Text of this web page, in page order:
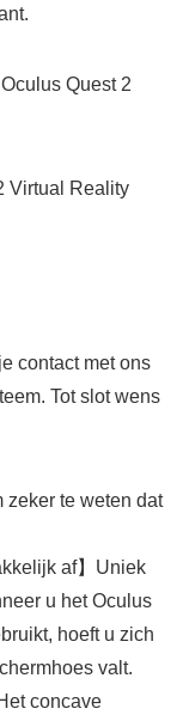
Quest 2
Virtual Reality
contact met ons
Tot slot wens
zeker te weten dat
af】Uniek
u het Oculus
hoeft u zich
valt.
concave